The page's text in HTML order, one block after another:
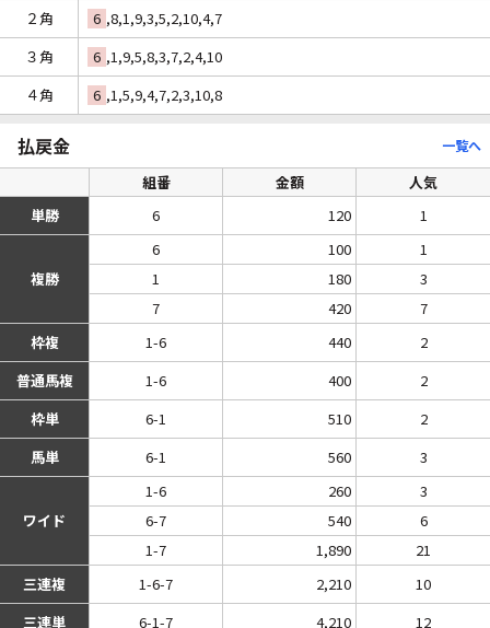
２角
6 ,8,1,9,3,5,2,10,4,7
３角
6 ,1,9,5,8,3,7,2,4,10
４角
6 ,1,5,9,4,7,2,3,10,8
払戻金 一覧へ
組番 金額
人気
単勝
6 120 1
複勝
6 100
1
1
180
3
7
420
7
枠複
1-6 440
2
普通馬複
1-6 400
2
枠単
6-1 510
2
馬単
6-1 560 3
ワイド
1-6 260
3
6-7
540
6
1-7
1,890
21
三連複
1-6-7 2,210
10
三連単
6-1-7 4,210 12